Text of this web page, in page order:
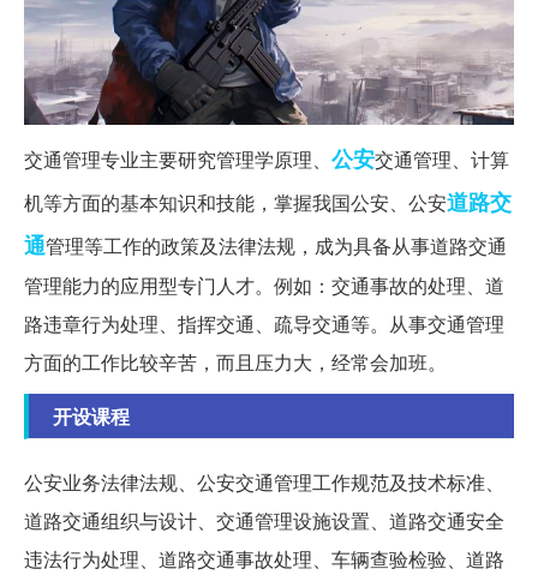
交通管理专业主要研究管理学原理、 公安交通管理、计算
机等方面的基本知识和技能，掌握我国公安、公安道路交
通管理等工作的政策及法律法规，成为具备从事道路交通
管理能力的应用型专门人才。例如：交通事故的处理、道
路违章行为处理、指挥交通、疏导交通等。从事交通管理
方面的工作比较辛苦，而且压力大，经常会加班。
开设课程
公安业务法律法规、公安交通管理工作规范及技术标准、
道路交通组织与设计、交通管理设施设置、道路交通安全
违法行为处理、道路交通事故处理、车辆查验检验、道路